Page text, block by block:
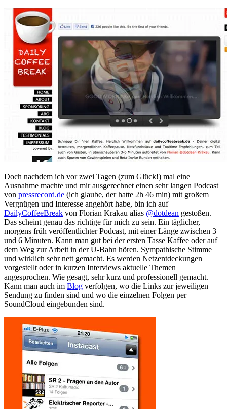
Doch nachdem ich vor zwei Tagen (zum Glück!) mal eine
Ausnahme machte und mir ausgerechnet einen sehr langen Podcast
von pressrecord.de (ich glaube, der hatte 2h 46 min) mit großem
Vergnügen und Interesse angehört habe, bin ich auf
DailyCoffeeBreak von Florian Krakau alias @dotdean gestoßen.
Das scheint genau das richtige für mich zu sein. Ein täglicher,
morgens früh veröffentlichter Podcast, mit einer Länge zwischen 3
und 6 Minuten. Kann man gut bei der ersten Tasse Kaffee oder auf
dem Weg zur Arbeit in der U-Bahn hören. Sympathische Stimme
und wirklich sehr nett gemacht. Es werden Netzentdeckungen
vorgestellt oder in kurzen Interviews aktuelle Themen
angesprochen. Wie gesagt, sehr kurz und professionell gemacht.
Kann man auch im Blog verfolgen, wo die Links zur jeweiligen
Sendung zu finden sind und wo die einzelnen Folgen per
SoundCloud eingebunden sind.